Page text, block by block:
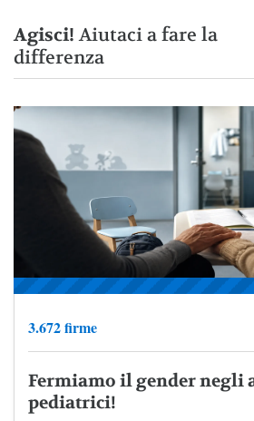
Agisci! Aiutaci a fare la
differenza
3.672 firme
Fermiamo il gender negli
pediatrici!